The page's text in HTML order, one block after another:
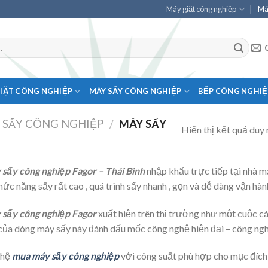
Máy giặt công nghiệp
CÔNG NGHIỆP MÁY SẤY CÔNG NGHIỆP BẾP CÔNG
CÔNG NGHIỆP / MÁY SẤY Hiển thị kết quả duy
công nghiệp Fagor– Thái Bìnhnhập khẩu trực tiếp tại nhà
năng sấy rất cao , quá trình sấy nhanh , gọn và dễ dàng vận
công nghiệp Fagorxuất hiện trên thị trường như một cuộc
dòng máy sấy này đánh dấu mốc công nghệ hiện đại – công
mua máy sấy công nghiệpvới công suất phù hợp cho mục